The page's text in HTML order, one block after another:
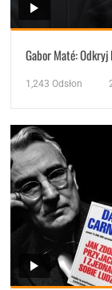
Gabor Maté: Odkryj
1,243 Odsłon